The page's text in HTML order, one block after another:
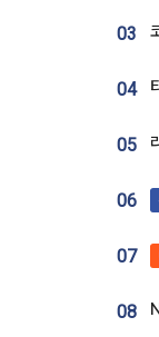
03
04
05
06
07
08